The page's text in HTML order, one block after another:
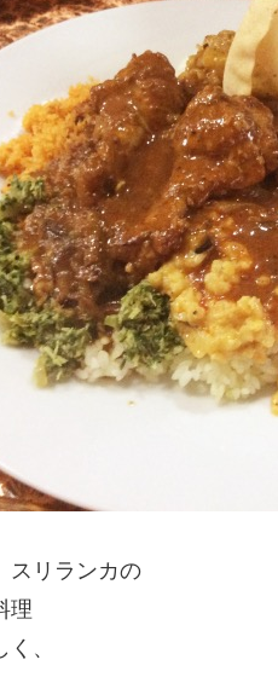
スリランカの
理
、